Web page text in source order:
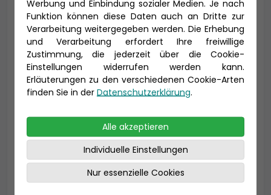
ab
1.005 €*
7 8 9 10 11 12 13
14 15 16 17 18 20
21 22 23 24 25
28 30
Werbung und Einbindung sozialer Medien. Je nach
Funktion können diese Daten auch an Dritte zur
Verarbeitung weitergegeben werden. Die Erhebung
und Verarbeitung erfordert Ihre freiwillige
Zustimmung, die jederzeit über die Cookie-
Einstellungen widerrufen werden kann.
Erläuterungen zu den verschiedenen Cookie-Arten
finden Sie in der Datenschutzerklärung.
Alle akzeptieren
Individuelle Einstellungen
Nur essenzielle Cookies